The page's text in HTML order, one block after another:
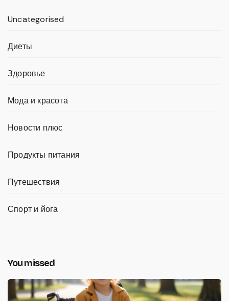
Uncategorised
Диеты
Здоровье
Мода и красота
Новости плюс
Продукты питания
Путешествия
Спорт и йога
You missed